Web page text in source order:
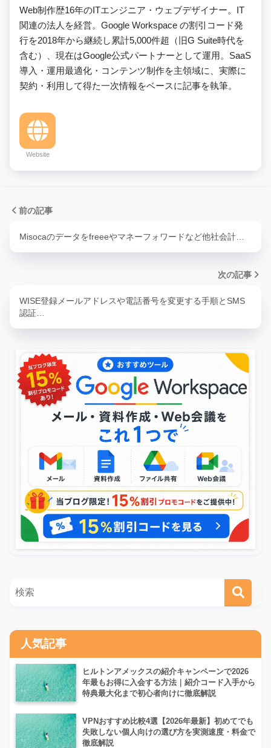
Web制作歴16年のITエンジニア・ウェブデザイナー。IT
関連の法人を経営。Google Workspace の割引コード発
行を2018年から継続し累計5,000件超（旧G Suite時代を
含む）、現在はGoogle公式パートナーとして運用。SaaS
導入・運用最適化・コンテンツ制作を主領域に、実際に
契約・利用して得た一次情報をベースに記事を執筆。
Website
前の記事
Misocaのデータをfreeeやマネーフォワードなど他社会計…
次の記事
WISE登録メールアドレスや電話番号を変更する手順とSMS
認証…
人気記事
ヒルトンアメックスの紹介キャンペーンで2026
年最もお得に入会する方法｜紹介コード入手から
特典最大化まで初心者向けに徹底解説
VPNおすすめ比較4選【2026年最新】初めてでも
失敗しない個人向けの選び方を実測速度・料金で
徹底解説